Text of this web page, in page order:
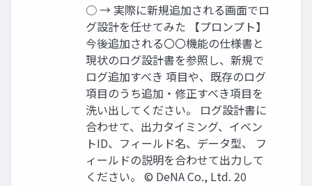
○ → 実際に新規追加される画面でロ
グ設計を任せてみた 【プロンプト】
今後追加される〇〇機能の仕様書と
現状のログ設計書を参照し、新規で
ログ追加すべき 項目や、既存のログ
項目のうち追加・修正すべき項目を
洗い出してください。 ログ設計書に
合わせて、出力タイミング、イベン
トID、フィールド名、データ型、 フ
ィールドの説明を合わせて出力して
ください。 © DeNA Co., Ltd. 20